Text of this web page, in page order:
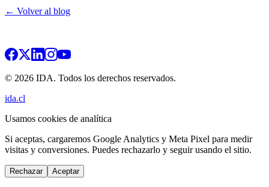
← Volver al blog
© 2026 IDA. Todos los derechos reservados.
ida.cl
Usamos cookies de analítica
Si aceptas, cargaremos Google Analytics y Meta Pixel para medir
visitas y conversiones. Puedes rechazarlo y seguir usando el sitio.
Rechazar Aceptar